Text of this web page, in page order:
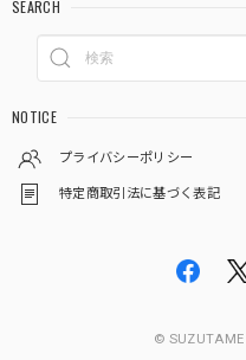
SEARCH
NOTICE
プライバシーポリシー
特定商取引法に基づく表記
© SUZUTAME